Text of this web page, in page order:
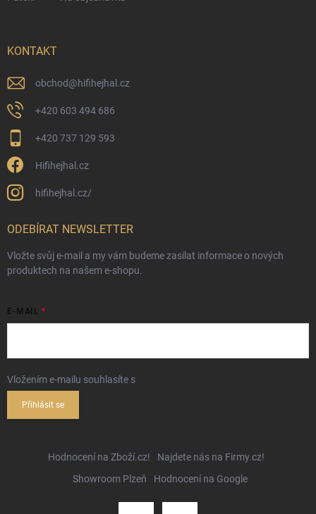
KONTAKT
obchod@hifihejhal.cz
+420 603 494 686
+420 737 129 593
Hifihejhal.cz
hifihejhal.cz/
ODEBÍRAT NEWSLETTER
Vložte svůj e-mail a my vám budeme zasílat informace o nových
produktech na našem e-shopu.
E-MAIL
Vložením e-mailu souhlasíte s
Přihlásit se
Hodnocení na Zboží.cz!
Najdete nás na Firmy.cz!
Showroom Plzeň
Hodnocení na Google